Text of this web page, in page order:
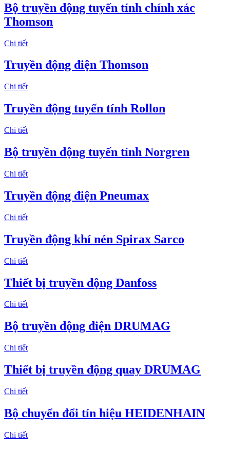
Bộ truyền động tuyến tính chính xác
Thomson
Chi tiết
Truyền động điện Thomson
Chi tiết
Truyền động tuyến tính Rollon
Chi tiết
Bộ truyền động tuyến tính Norgren
Chi tiết
Truyền động điện Pneumax
Chi tiết
Truyền động khí nén Spirax Sarco
Chi tiết
Thiết bị truyền động Danfoss
Chi tiết
Bộ truyền động điện DRUMAG
Chi tiết
Thiết bị truyền động quay DRUMAG
Chi tiết
Bộ chuyển đổi tín hiệu HEIDENHAIN
Chi tiết